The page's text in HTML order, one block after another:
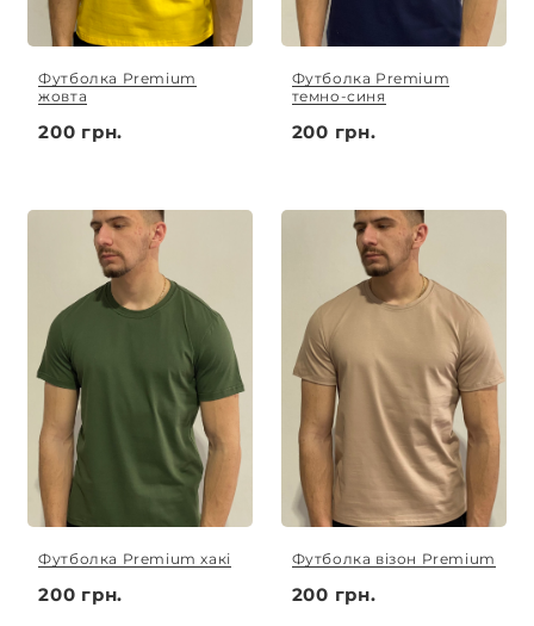
Футболка Premium
жовта
200 грн.
Футболка Premium
темно-синя
200 грн.
Футболка Premium хакі
200 грн.
Футболка візон Premium
200 грн.